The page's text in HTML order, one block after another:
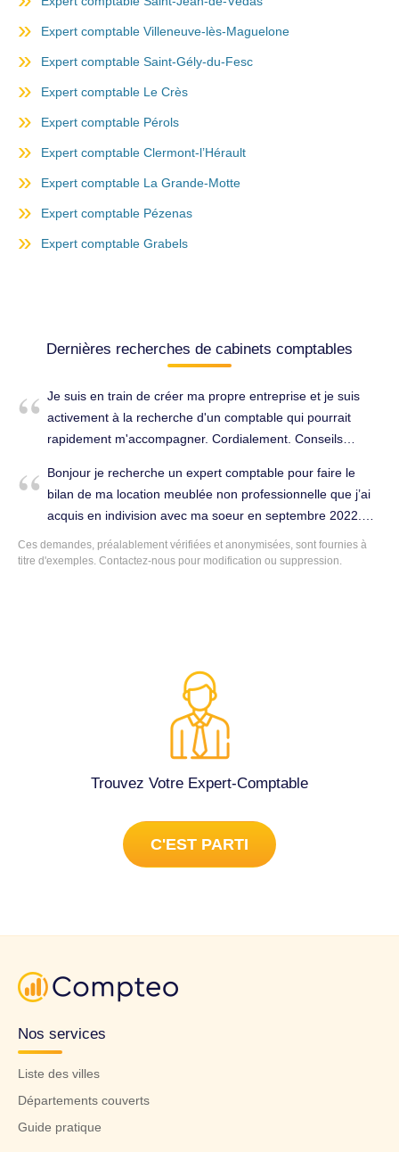
Expert comptable Villeneuve-lès-Maguelone
Expert comptable Saint-Gély-du-Fesc
Expert comptable Le Crès
Expert comptable Pérols
Expert comptable Clermont-l’Hérault
Expert comptable La Grande-Motte
Expert comptable Pézenas
Expert comptable Grabels
Dernières recherches de cabinets comptables
Je suis en train de créer ma propre entreprise et je suis
activement à la recherche d'un comptable qui pourrait
rapidement m'accompagner. Cordialement. Conseils
Bonjour je recherche un expert comptable pour faire le
bilan de ma location meublée non professionnelle que j’ai
acquis en indivision avec ma soeur en septembre 2022.
Pourriez vous me donner vos tarifs svp. Bien cordialement.
Tenue complète de la comptabilité à Juvignac (34990).
Ces demandes, préalablement vérifiées et anonymisées, sont fournies à
titre d'exemples. Contactez-nous pour modification ou suppression.
Trouvez Votre Expert-Comptable
C'EST PARTI
Nos services
Liste des villes
Départements couverts
Guide pratique